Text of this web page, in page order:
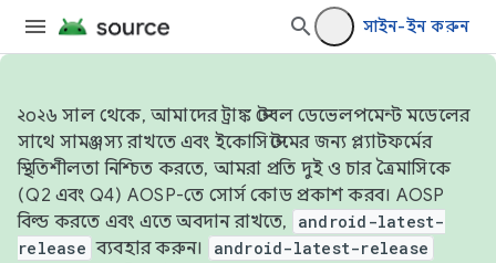
সাইন-ইন করুন
২০২৬ সাল থেকে, আমাদের ট্রাঙ্ক স্টেবল ডেভেলপমেন্ট মডেলের
সাথে সামঞ্জস্য রাখতে এবং ইকোসিস্টেমের জন্য প্ল্যাটফর্মের
স্থিতিশীলতা নিশ্চিত করতে, আমরা প্রতি দুই ও চার ত্রৈমাসিকে
(Q2 এবং Q4) AOSP-তে সোর্স কোড প্রকাশ করব। AOSP
বিল্ড করতে এবং এতে অবদান রাখতে,
android-latest-
release ব্যবহার করুন। android-latest-release